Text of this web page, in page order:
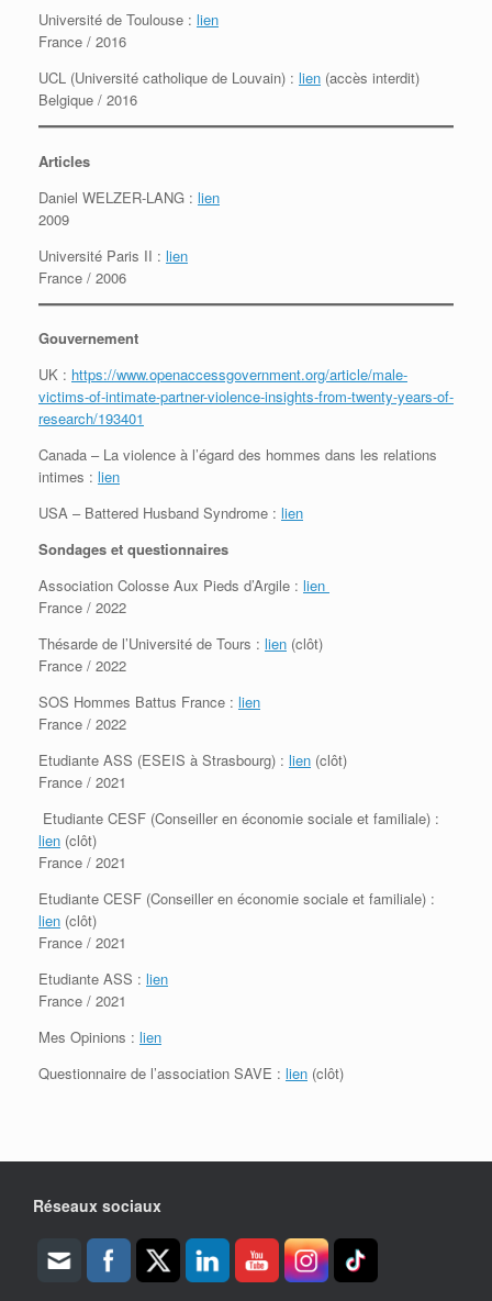
Université de Toulouse : lien
France / 2016
UCL (Université catholique de Louvain) : lien (accès interdit)
Belgique / 2016
Articles
Daniel WELZER-LANG : lien
2009
Université Paris II : lien
France / 2006
Gouvernement
UK : https://www.openaccessgovernment.org/article/male-
victims-of-intimate-partner-violence-insights-from-twenty-years-of-
research/193401
Canada – La violence à l’égard des hommes dans les relations
intimes : lien
USA – Battered Husband Syndrome : lien
Sondages et questionnaires
Association Colosse Aux Pieds d’Argile : lien
France / 2022
Thésarde de l’Université de Tours : lien (clôt)
France / 2022
SOS Hommes Battus France : lien
France / 2022
Etudiante ASS (ESEIS à Strasbourg) : lien (clôt)
France / 2021
Etudiante CESF (Conseiller en économie sociale et familiale) :
lien (clôt)
France / 2021
Etudiante CESF (Conseiller en économie sociale et familiale) :
lien (clôt)
France / 2021
Etudiante ASS : lien
France / 2021
Mes Opinions : lien
Questionnaire de l’association SAVE : lien (clôt)
Réseaux sociaux